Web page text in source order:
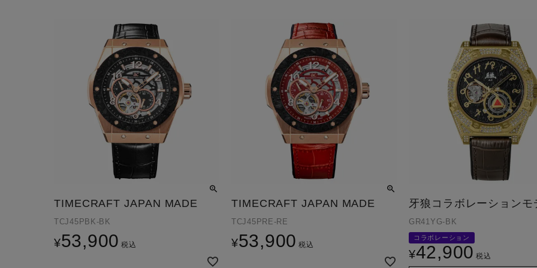
TIMECRAFT JAPAN MADE
TCJ45PBK-BK
¥53,900 税込
TIMECRAFT JAPAN MADE
TCJ45PRE-RE
¥53,900 税込
牙狼コラボレーションモ
GR41YG-BK
コラボレーション
¥42,900 税込